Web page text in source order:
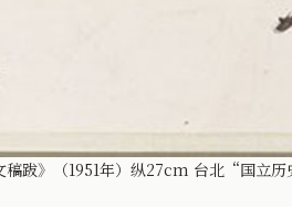
稿跋》（1951年）纵27cm 台北“国立